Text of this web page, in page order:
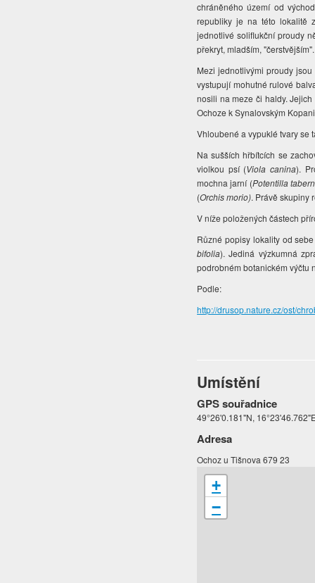
chráněného území od
republiky je na této lokalitě
jednotlivé soliflukční proudy
překryt, mladším, "čerstvějším".
Mezi jednotlivými proudy
vystupují mohutné rulové
nosili na meze či haldy.
Ochoze k Synalovským
Vhloubené a vypuklé tvary se
Na sušších hřbítcích se
violkou psí (Viola canina).
mochna jarní (Potentilla
(Orchis morio). Právě skupiny
V níže položených částech
Různé popisy lokality od
bifolia). Jediná výzkumná
podrobném botanickém výčtu
Podle:
http://drusop.nature.cz/ost/
Umístění
GPS souřadnice
49°26'0.181"N,
Adresa
Ochoz u Tišnova 679 23
+
−